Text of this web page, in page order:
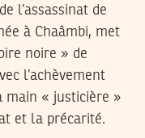
l’assassinat de
à Chaâmbi, met
noire » de
l’achèvement
main « justicière »
et la précarité.